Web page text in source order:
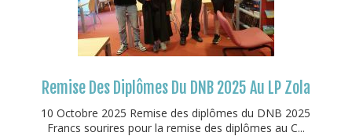
Remise Des Diplômes Du DNB 2025 Au LP Zola
10 Octobre 2025 Remise des diplômes du DNB 2025
Francs sourires pour la remise des diplômes au C...